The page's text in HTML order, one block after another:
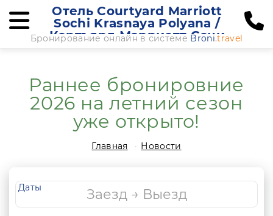
Отель Courtyard Marriott
Sochi Krasnaya Polyana /
Кортъярд Марриотт Сочи
Бронирование онлайн в системе Broni.travel
Раннее бронировние
2026 на летний сезон
уже открыто!
Главная Новости
Даты